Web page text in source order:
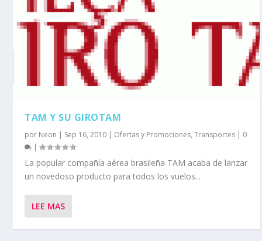
TAM Y SU GIROTAM
por Neon | Sep 16, 2010 | Ofertas y Promociones,Transportes | 0
|
La popular compañía aérea brasileña TAM acaba de lanzar
un novedoso producto para todos los vuelos...
LEE MAS